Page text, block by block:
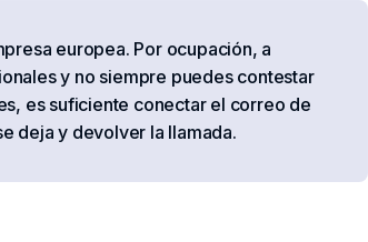
europea. Por ocupación, a
y no siempre puedes contestar
es suficiente conectar el correo de
deja y devolver la llamada.